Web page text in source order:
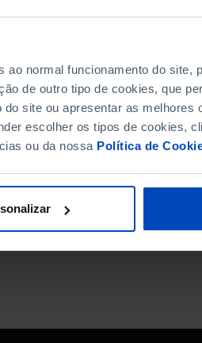
normal funcionamento do site,
de outro tipo de cookies, que
site ou apresentar as melhores
escolher os tipos de cookies,
ou da nossa Política de